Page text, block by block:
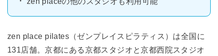
zen place pilates（ゼンプレイスピラティス）は全国に
131店舗。京都にある京都スタジオと京都西院スタジオ